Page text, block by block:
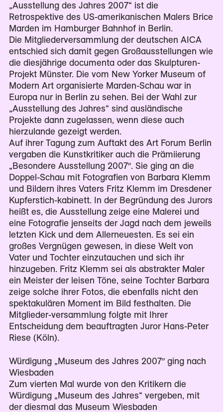
„Ausstellung des Jahres 2007“ ist die
Retrospektive des US-amerikanischen Malers Brice
Marden im Hamburger Bahnhof in Berlin.
Die Mitgliederversammlung der deutschen AICA
entschied sich damit gegen Großausstellungen wie
die diesjährige documenta oder das Skulpturen-
Projekt Münster. Die vom New Yorker Museum of
Modern Art organisierte Marden-Schau war in
Europa nur in Berlin zu sehen. Bei der Wahl zur
„Ausstellung des Jahres“ sind ausländische
Projekte dann zugelassen, wenn diese auch
hierzulande gezeigt werden.
Auf ihrer Tagung zum Auftakt des Art Forum Berlin
vergaben die Kunstkritiker auch die Prämiierung
„Besondere Ausstellung 2007″. Sie ging an die
Doppel-Schau mit Fotografien von Barbara Klemm
und Bildern ihres Vaters Fritz Klemm im Dresdener
Kupferstich-kabinett. In der Begründung des Jurors
heißt es, die Ausstellung zeige eine Malerei und
eine Fotografie jenseits der Jagd nach dem jeweils
letzten Kick und dem Allerneuesten. Es sei ein
großes Vergnügen gewesen, in diese Welt von
Vater und Tochter einzutauchen und sich ihr
hinzugeben. Fritz Klemm sei als abstrakter Maler
ein Meister der leisen Töne, seine Tochter Barbara
zeige solche ihrer Fotos, die ebenfalls nicht den
spektakulären Moment im Bild festhalten. Die
Mitglieder-versammlung folgte mit Ihrer
Entscheidung dem beauftragten Juror Hans-Peter
Riese (Köln).
Würdigung „Museum des Jahres 2007″ ging nach
Wiesbaden
Zum vierten Mal wurde von den Kritikern die
Würdigung „Museum des Jahres“ vergeben, mit
der diesmal das Museum Wiesbaden